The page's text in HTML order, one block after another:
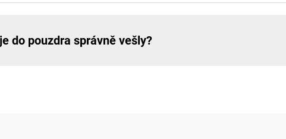
do pouzdra správně vešly?